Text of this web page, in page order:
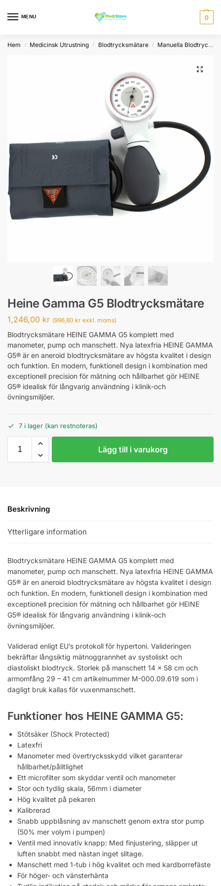
MENU 0
Hem / Medicinsk Utrustning / Blodtrycksmätare / Manuella Blodtrycksmätare
Heine Gamma G5 Blodtrycksmätare
1,246,00 kr (996,80 kr exkl. moms)
Blodtrycksmätare HEINE GAMMA G5 komplett med
manometer, pump och manschett. Nya latexfria HEINE GAMMA
G5® är en aneroid blodtrycksmätare av högsta kvalitet i design
och funktion. En modern, funktionell design i kombination med
exceptionell precision för mätning och hållbarhet gör HEINE
G5® idealisk för långvarig användning i klinik-och
övningsmiljöer.
7 i lager (kan restnoteras)
Lägg till i varukorg
Beskrivning
Ytterligare information
Blodtrycksmätare HEINE GAMMA G5 komplett med
manometer, pump och manschett. Nya latexfria HEINE GAMMA
G5® är en aneroid blodtrycksmätare av högsta kvalitet i design
och funktion. En modern, funktionell design i kombination med
exceptionell precision för mätning och hållbarhet gör HEINE
G5® idealisk för långvarig användning i klinik-och
övningsmiljöer.
Validerad enligt EU’s protokoll för hypertoni. Valideringen
bekräftar långsiktig mätnoggrannhet av systoliskt och
diastoliskt blodtryck. Storlek på manschett 14 x 58 cm och
armomfång 29 – 41 cm artikelnummer M-000.09.619 som i
dagligt bruk kallas för vuxenmanschett.
Funktioner hos HEINE GAMMA G5:
Stötsäker (Shock Protected)
Latexfri
Manometer med övertrycksskydd vilket garanterar
hållbarhet/pålitlighet
Ett microfilter som skyddar ventil och manometer
Stor och tydlig skala, 56mm i diameter
Hög kvalitet på pekaren
Kalibrerad
Snabb uppblåsning av manschett genom extra stor pump
(50% mer volym i pumpen)
Ventil med innovativ knapp: Med finjustering, släpper ut
luften snabbt med nästan inget slitage.
Manschett med 1-tub i hög kvalitet och med kardborrefäste
För höger- och vänsterhänta